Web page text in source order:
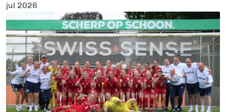
jul 2026